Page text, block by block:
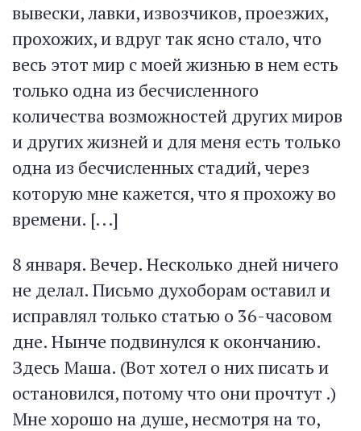
вывески, лавки, извозчиков, проезжих,
прохожих, и вдруг так ясно стало, что
весь этот мир с моей жизнью в нем есть
только одна из бесчисленного
количества возможностей других миров
и других жизней и для меня есть только
одна из бесчисленных стадий, через
которую мне кажется, что я прохожу во
времени. [...]
8 января. Вечер. Несколько дней ничего
не делал. Письмо духоборам оставил и
исправлял только статью о 36-часовом
дне. Нынче подвинулся к окончанию.
Здесь Маша. (Вот хотел о них писать и
остановился, потому что они прочтут .)
Мне хорошо на душе, несмотря на то,